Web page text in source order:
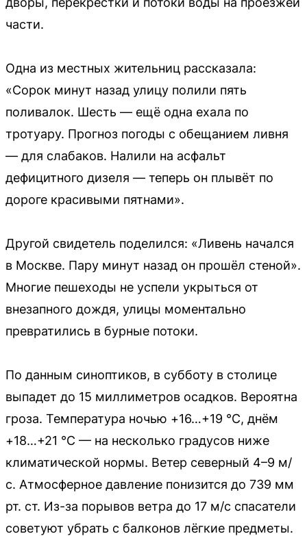
части.
Одна из местных жительниц рассказала:
«Сорок минут назад улицу полили пять
поливалок. Шесть — ещё одна ехала по
тротуару. Прогноз погоды с обещанием ливня
— для слабаков. Налили на асфальт
дефицитного дизеля — теперь он плывёт по
дороге красивыми пятнами».
Другой свидетель поделился: «Ливень начался
в Москве. Пару минут назад он прошёл стеной».
Многие пешеходы не успели укрыться от
внезапного дождя, улицы моментально
превратились в бурные потоки.
По данным синоптиков, в субботу в столице
выпадет до 15 миллиметров осадков. Вероятна
гроза. Температура ночью +16…+19 °C, днём
+18…+21 °C — на несколько градусов ниже
климатической нормы. Ветер северный 4–9 м/
с. Атмосферное давление понизится до 739 мм
рт. ст. Из-за порывов ветра до 17 м/с спасатели
советуют убрать с балконов лёгкие предметы.